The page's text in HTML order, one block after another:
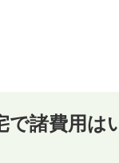
で諸費用は